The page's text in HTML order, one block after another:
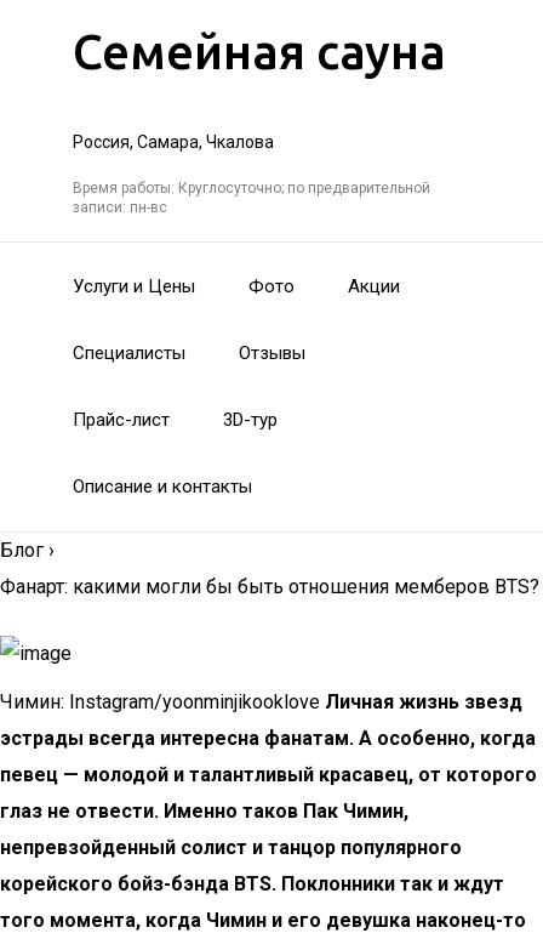
Семейная сауна
Россия, Самара, Чкалова
Время работы: Круглосуточно; по предварительной
записи: пн-вс
Услуги и Цены Фото Акции
Специалисты Отзывы
Прайс-лист 3D-тур
Описание и контакты
Блог ›
Фанарт: какими могли бы быть отношения мемберов BTS?
Чимин: Instagram/yoonminjikooklove Личная жизнь звезд
эстрады всегда интересна фанатам. А особенно, когда
певец — молодой и талантливый красавец, от которого
глаз не отвести. Именно таков Пак Чимин,
непревзойденный солист и танцор популярного
корейского бойз-бэнда BTS. Поклонники так и ждут
того момента, когда Чимин и его девушка наконец-то